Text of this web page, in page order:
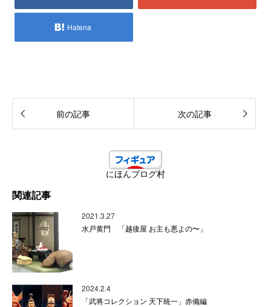
Hatena
前の記事 次の記事
にほんブログ村
関連記事
2021.3.27
水戸黄門 「越後屋 お主も悪よの〜」
2024.2.4
「武将コレクション 天下統一」赤備編